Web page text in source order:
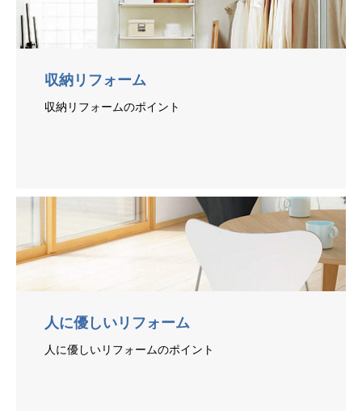
収納リフォーム
収納リフォームのポイント
人に優しいリフォーム
人に優しいリフォームのポイント